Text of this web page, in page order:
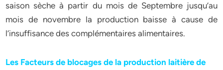
saison sèche à partir du mois de Septembre jusqu’au
mois de novembre la production baisse à cause de
l’insuffisance des complémentaires alimentaires.
Les Facteurs de blocages de la production laitière de